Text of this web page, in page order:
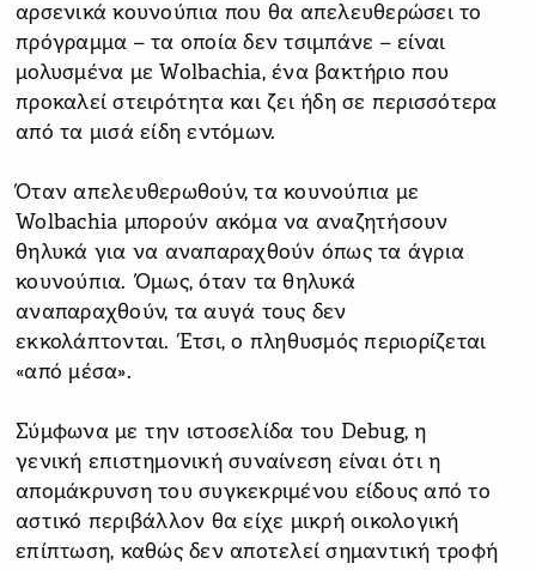
αρσενικά κουνούπια που θα απελευθερώσει το
πρόγραμμα – τα οποία δεν τσιμπάνε – είναι
μολυσμένα με Wolbachia, ένα βακτήριο που
προκαλεί στειρότητα και ζει ήδη σε περισσότερα
από τα μισά είδη εντόμων.
Όταν απελευθερωθούν, τα κουνούπια με
Wolbachia μπορούν ακόμα να αναζητήσουν
θηλυκά για να αναπαραχθούν όπως τα άγρια
κουνούπια. Όμως, όταν τα θηλυκά
αναπαραχθούν, τα αυγά τους δεν
εκκολάπτονται. Έτσι, ο πληθυσμός περιορίζεται
«από μέσα».
Σύμφωνα με την ιστοσελίδα του Debug, η
γενική επιστημονική συναίνεση είναι ότι η
απομάκρυνση του συγκεκριμένου είδους από το
αστικό περιβάλλον θα είχε μικρή οικολογική
επίπτωση, καθώς δεν αποτελεί σημαντική τροφή